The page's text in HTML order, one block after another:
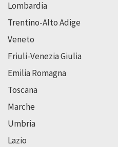
Lombardia
Trentino-Alto Adige
Veneto
Friuli-Venezia Giulia
Emilia Romagna
Toscana
Marche
Umbria
Lazio